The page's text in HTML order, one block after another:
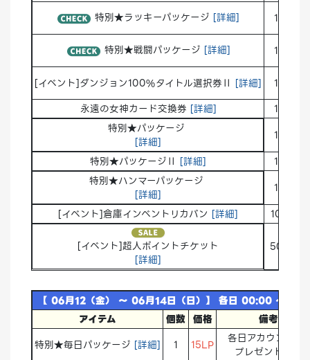
特別★ラッキーパッケージ [詳細] 1
特別★戦闘パッケージ [詳細] 1
[イベント]ダンジョン100%タイトル選択券Ⅱ [詳細] 1
永遠の女神カード交換券 [詳細] 1
特別★パッケージ
[詳細]
1
特別★パッケージⅡ [詳細] 1
特別★ハンマーパッケージ
[詳細]
1
[イベント]倉庫インベントリカバン [詳細] 10
[イベント]超人ポイントチケット
[詳細]
50
【 06月12（金） ～ 06月14日（日）】 各日 00:00 ～
アイテム
個数 価格
備考
特別★毎日パッケージ [詳細] 1 15LP
各日アカウント1回
プレゼント不可